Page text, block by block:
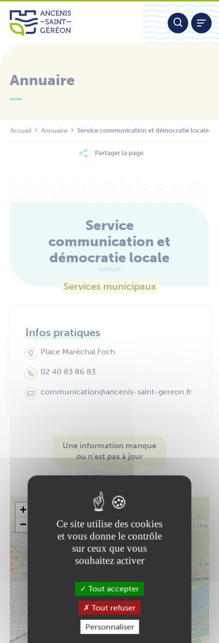
Aller
contenu
Annuaire
Accueil Annuaire Service communication et démocratie locale
Partager la page
Service
communication et
démocratie locale
Services municipaux
Infos pratiques
Place Maréchal Foch
02 40 83 86 83
communication@ancenis-saint-gereon.fr
Une information manque
ou n'est pas à jour
Modifier cette fiche
+
−
Panneau de gestion des cookies
Ce site utilise des cookies
et vous donne le contrôle
sur ceux que vous
souhaitez activer
Tout accepter
Tout refuser
Personnaliser